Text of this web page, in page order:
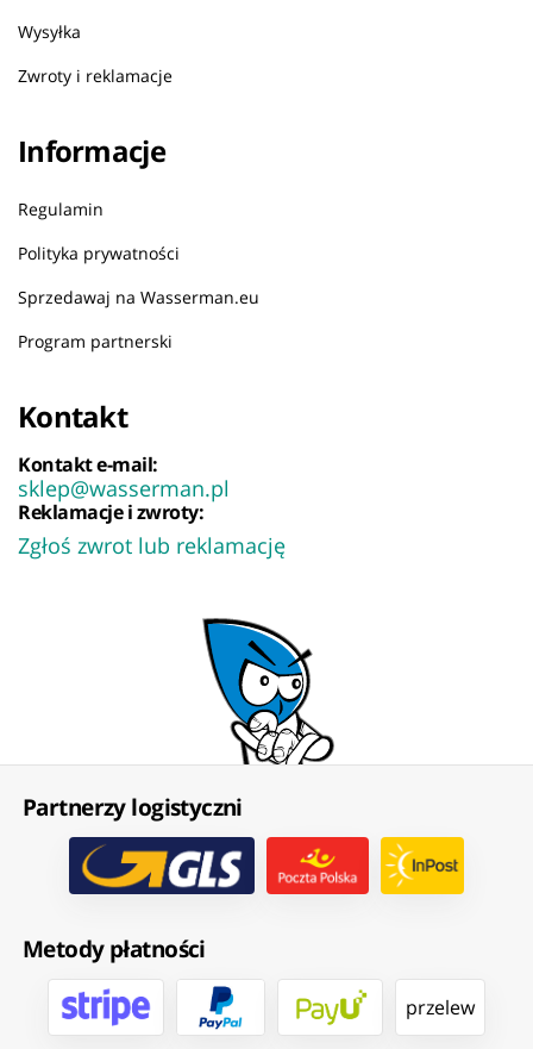
Wysyłka
Zwroty i reklamacje
Informacje
Regulamin
Polityka prywatności
Sprzedawaj na Wasserman.eu
Program partnerski
Kontakt
Kontakt e-mail:
sklep@wasserman.pl
Reklamacje i zwroty:
Zgłoś zwrot lub reklamację
Partnerzy logistyczni
Metody płatności
przelew